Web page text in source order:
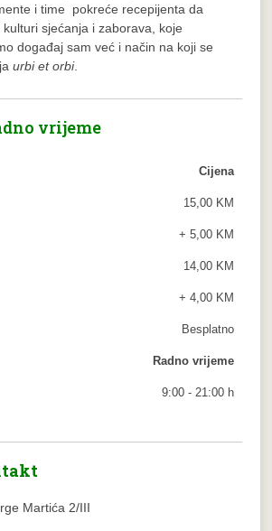
i time pokreće recepijenta da
sjećanja i zaborava, koje
događaj sam već i način na koji se
urbi et orbi.
vrijeme
Cijena
15,00 KM
+ 5,00 KM
14,00 KM
+ 4,00 KM
Besplatno
Radno vrijeme
9:00 - 21:00 h
Martića 2/III